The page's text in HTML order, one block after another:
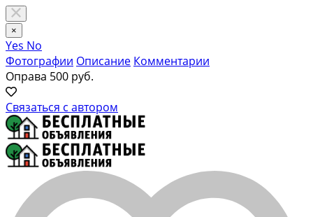
×
Yes No
Фотографии Описание Комментарии
Оправа 500 руб.
Связаться с автором